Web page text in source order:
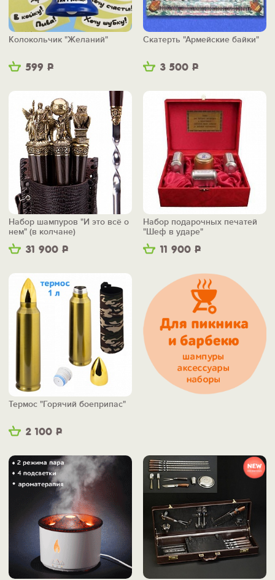
599 Р
Колокольчик "Желаний"
3 500 Р
Скатерть "Армейские байки"
31 900 Р
Набор шампуров "И это всё о
нем" (в колчане)
11 900 Р
Набор подарочных печатей
"Шеф в ударе"
2 100 Р
Термос "Горячий боеприпас"